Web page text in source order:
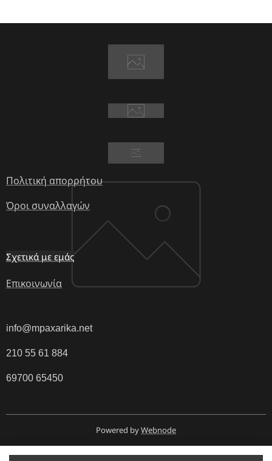
Πολιτική απορρήτου
Όροι συναλλαγών
Σχετικά με εμάς
Επικοινωνία
info@mpaxarika.net
210 55 61 884
69700 65450
Powered byWebnode